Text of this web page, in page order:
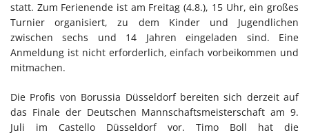
statt. Zum Ferienende ist am Freitag (4.8.), 15 Uhr, ein großes
Turnier organisiert, zu dem Kinder und Jugendlichen
zwischen sechs und 14 Jahren eingeladen sind. Eine
Anmeldung ist nicht erforderlich, einfach vorbeikommen und
mitmachen.
Die Profis von Borussia Düsseldorf bereiten sich derzeit auf
das Finale der Deutschen Mannschaftsmeisterschaft am 9.
Juli im Castello Düsseldorf vor. Timo Boll hat die